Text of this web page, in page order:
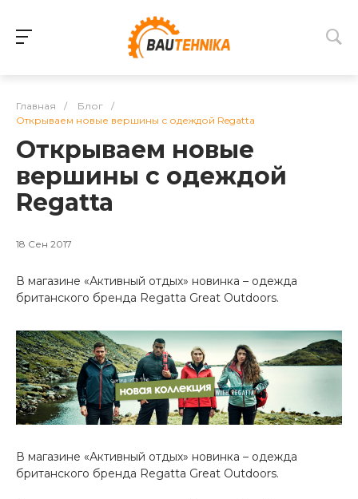
Главная / Блог
/
Открываем новые вершины с одеждой Regatta
Открываем новые
вершины с одеждой
Regatta
18 Сен 2017
В магазине «Активный отдых» новинка – одежда
британского бренда Regatta Great Outdoors.
В магазине «Активный отдых» новинка – одежда
британского бренда Regatta Great Outdoors.